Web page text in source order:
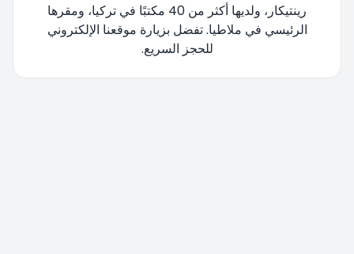
رينتيكار، ولديها أكثر من 40 مكتبًا في تركيا، ومقرها
الرئيسي في ملاطيا. تفضل بزيارة موقعنا الإلكتروني
للحجز السريع.